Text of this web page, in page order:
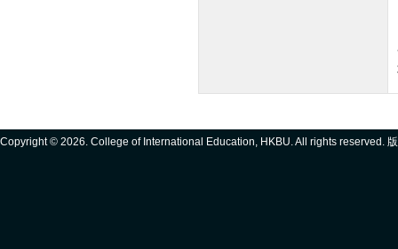
Copyright © 2026. College of International Education, HKBU. All rights reserved.